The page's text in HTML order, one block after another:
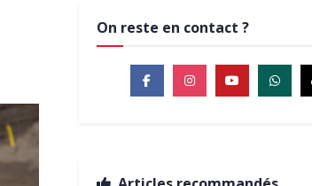
On reste en contact ?